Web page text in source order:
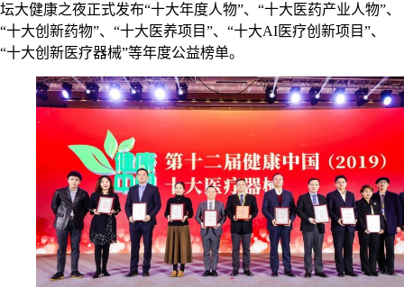
坛大健康之夜正式发布“十大年度人物”、“十大医药产业人物”、
“十大创新药物”、“十大医养项目”、“十大AI医疗创新项目”、
“十大创新医疗器械”等年度公益榜单。